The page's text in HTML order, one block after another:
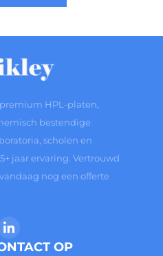
HPL-platen,
bestendige
scholen en
jaar ervaring. Vertrouwd
nog een offerte
OP